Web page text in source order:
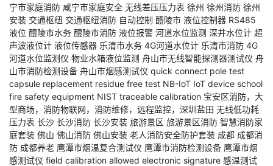
宁市家庭消防 咸宁市家庭安全 无线差压压力表 徐州 徐州消防 徐州
安装 交通枢纽 交通枢纽消防 自动控制 醴陵市 液位控制器 RS485
液位 醴陵市水务 醴陵市消防 液位报警 河道水位监测 深井水位计 超
声波液位计 液位传感器 乐清市水务 4G河道水位计 乐清市消防 4G
河道水位监测仪 物业水箱液位监测 舟山市无线智能探测器测试仪 舟
山市消防检测设备 舟山市烟感测试仪 quick connect pole test
capsule replacement residue free test NB-IoT IoT device school
fire safety equipment NIST traceable calibration 宝安区消防，大
型商场，消防物联网，消防维修，远程监控，深圳盐田 无线低功耗
压力表 长沙 长沙消防 长沙安装 旅游景区 旅游景区消防 智慧消防家
庭套装 佛山 佛山消防 佛山安装 老人消防安全防护套装 成都 成都消
防 成都养老 鹰潭市烟温复合测试仪 鹰潭市消防检测设备 鹰潭市烟
感测试仪 field calibration allowed electronic signature 感温测试